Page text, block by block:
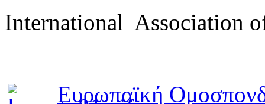
International Association
Ευρωπαϊκή